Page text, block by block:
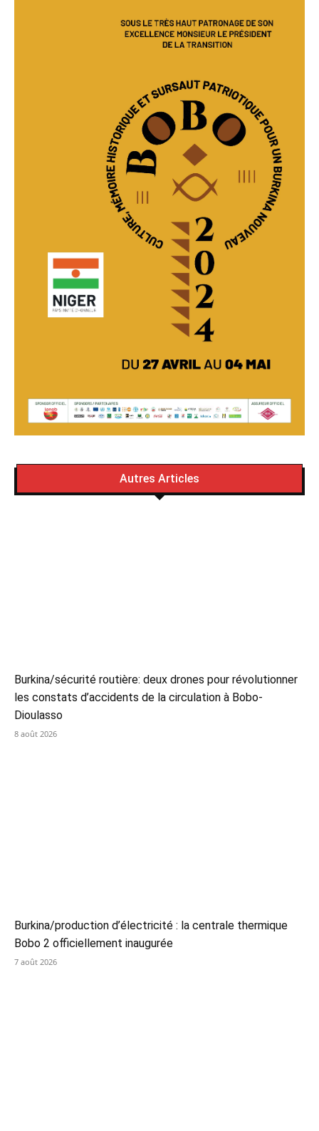
Autres Articles
Burkina/sécurité routière: deux drones pour révolutionner
les constats d’accidents de la circulation à Bobo-
Dioulasso
8 août 2026
Burkina/production d’électricité : la centrale thermique
Bobo 2 officiellement inaugurée
7 août 2026